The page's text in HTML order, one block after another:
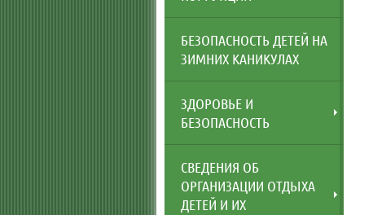
БЕЗОПАСНОСТЬ ДЕТЕЙ НА
ЗИМНИХ КАНИКУЛАХ
ЗДОРОВЬЕ И
БЕЗОПАСНОСТЬ
СВЕДЕНИЯ ОБ
ОРГАНИЗАЦИИ ОТДЫХА
ДЕТЕЙ И ИХ